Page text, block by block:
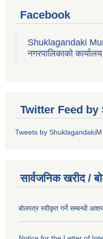
Facebook
Shuklagandaki
नगरपालिकाको
Twitter Feed by
Tweets by ShuklagandakiM
सार्वजनिक खरीद /
बोलपत्र स्वीकृत गर्ने सम्बन्धी